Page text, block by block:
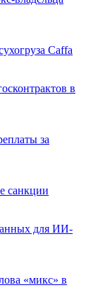
Caffa
в
за
санкции
для ИИ-
«микс» в